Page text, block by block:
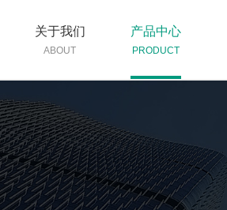
关于我们
ABOUT
产品中心
PRODUCT